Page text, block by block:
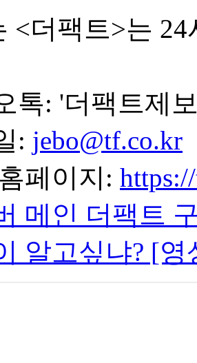
<더팩트>는
톡: '더팩트제
: jebo@tf.co.kr
페이지:
메인 더팩트
알고싶냐? [